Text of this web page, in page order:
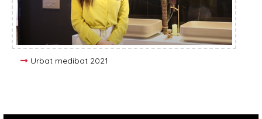
Urbat medibat 2021